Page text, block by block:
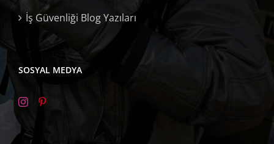
İş Güvenliği Blog Yazıları
SOSYAL MEDYA